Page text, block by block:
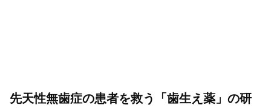
先天性無歯症の患者を救う「歯生え薬」の研